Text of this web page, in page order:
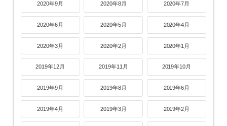
2020年9月 2020年8月 2020年7月
2020年6月 2020年5月 2020年4月
2020年3月 2020年2月 2020年1月
2019年12月 2019年11月 2019年10月
2019年9月 2019年8月 2019年6月
2019年4月 2019年3月 2019年2月